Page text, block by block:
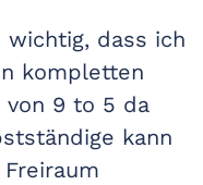
dass ich
kompletten
von 9 to 5 da
kann